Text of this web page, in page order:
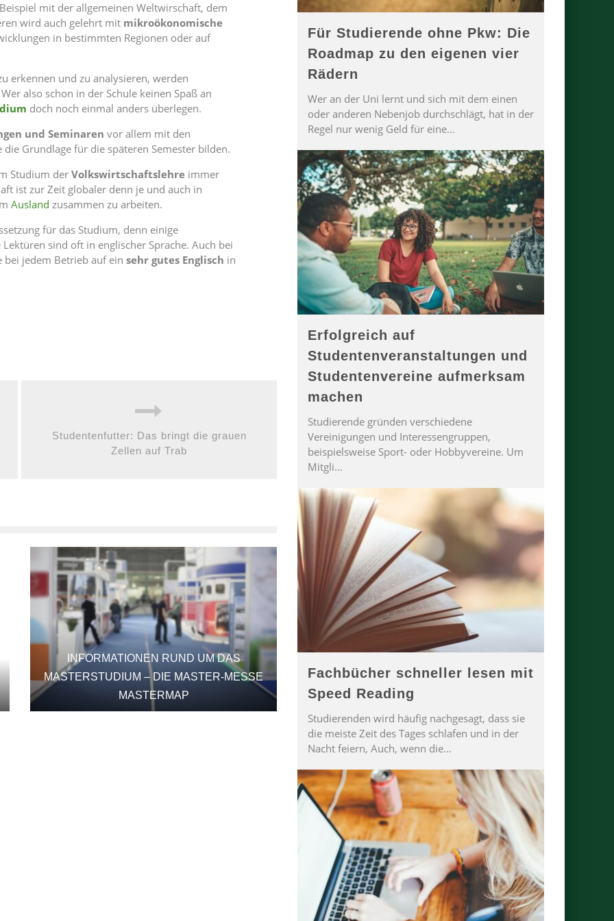
mit der allgemeinen Weltwirschaft, dem
wird auch gelehrt mit mikroökonomische
in bestimmten Regionen oder auf
erkennen und zu analysieren, werden
also schon in der Schule keinen Spaß an
doch noch einmal anders überlegen.
und Seminaren vor allem mit den
Grundlage für die späteren Semester bilden.
Studium der Volkswirtschaftslehre immer
ist zur Zeit globaler denn je und auch in
Ausland zusammen zu arbeiten.
für das Studium, denn einige
sind oft in englischer Sprache. Auch bei
jedem Betrieb auf ein sehr gutes Englisch in
Studentenfutter: Das bringt die grauen
Zellen auf Trab
INFORMATIONEN RUND UM DAS
MASTERSTUDIUM – DIE MASTER-MESSE
MASTERMAP
Für Studierende ohne Pkw: Die
Roadmap zu den eigenen vier
Rädern
Wer an der Uni lernt und sich mit dem einen
oder anderen Nebenjob durchschlägt, hat in der
Regel nur wenig Geld für eine...
Erfolgreich auf
Studentenveranstaltungen und
Studentenvereine aufmerksam
machen
Studierende gründen verschiedene
Vereinigungen und Interessengruppen,
beispielsweise Sport- oder Hobbyvereine. Um
Mitgli...
Fachbücher schneller lesen mit
Speed Reading
Studierenden wird häufig nachgesagt, dass sie
die meiste Zeit des Tages schlafen und in der
Nacht feiern, Auch, wenn die...